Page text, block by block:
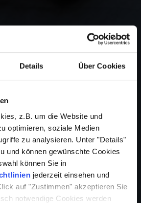
Details Über Cookies
z.B. um die Website und
optimieren, soziale Medien
zu analysieren. Unter "Details"
und können gewünschte Cookies
können Sie in
jederzeit einsehen und
auf "Zustimmen" akzeptieren Sie
notwendige Cookies werden